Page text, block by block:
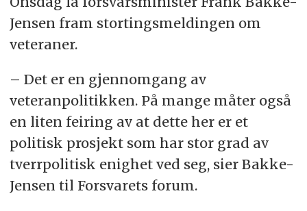
Jensen fram stortingsmeldingen om
veteraner.
– Det er en gjennomgang av
veteranpolitikken. På mange måter også
en liten feiring av at dette her er et
politisk prosjekt som har stor grad av
tverrpolitisk enighet ved seg, sier Bakke-
Jensen til Forsvarets forum.